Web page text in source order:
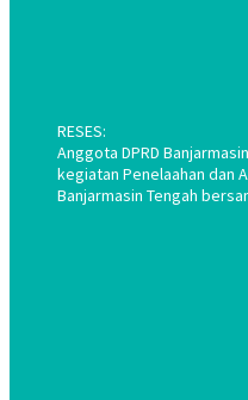
RESES:
Anggota DPRD
kegiatan Penelaahan dan
Banjarmasin Tengah